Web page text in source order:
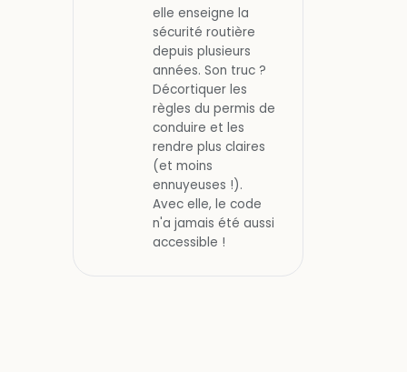
elle enseigne la
sécurité routière
depuis plusieurs
années. Son truc ?
Décortiquer les
règles du permis de
conduire et les
rendre plus claires
(et moins
ennuyeuses !).
Avec elle, le code
n'a jamais été aussi
accessible !